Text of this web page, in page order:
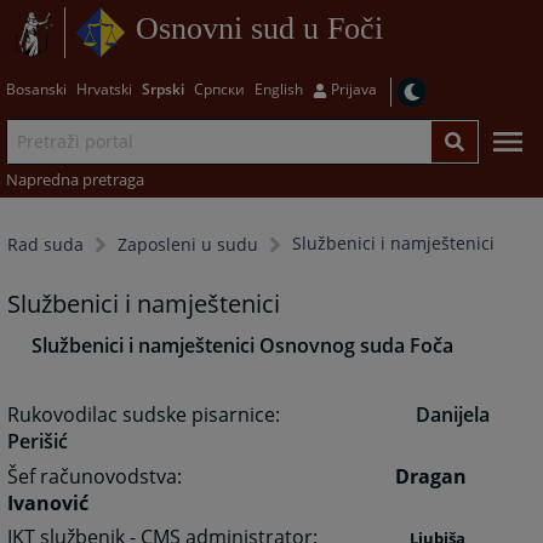
Osnovni sud u Foči
Bosanski Hrvatski Srpski Српски English Prijava
Napredna pretraga
Rad suda Zaposleni u sudu Službenici i namještenici
Službenici i namještenici
Službenici i namještenici Osnovnog suda Foča
Rukovodilac sudske pisarnice: Danijela
Perišić
Šef računovodstva: Dragan
Ivanović
IKT službenik - CMS administrator:
Ljubiša